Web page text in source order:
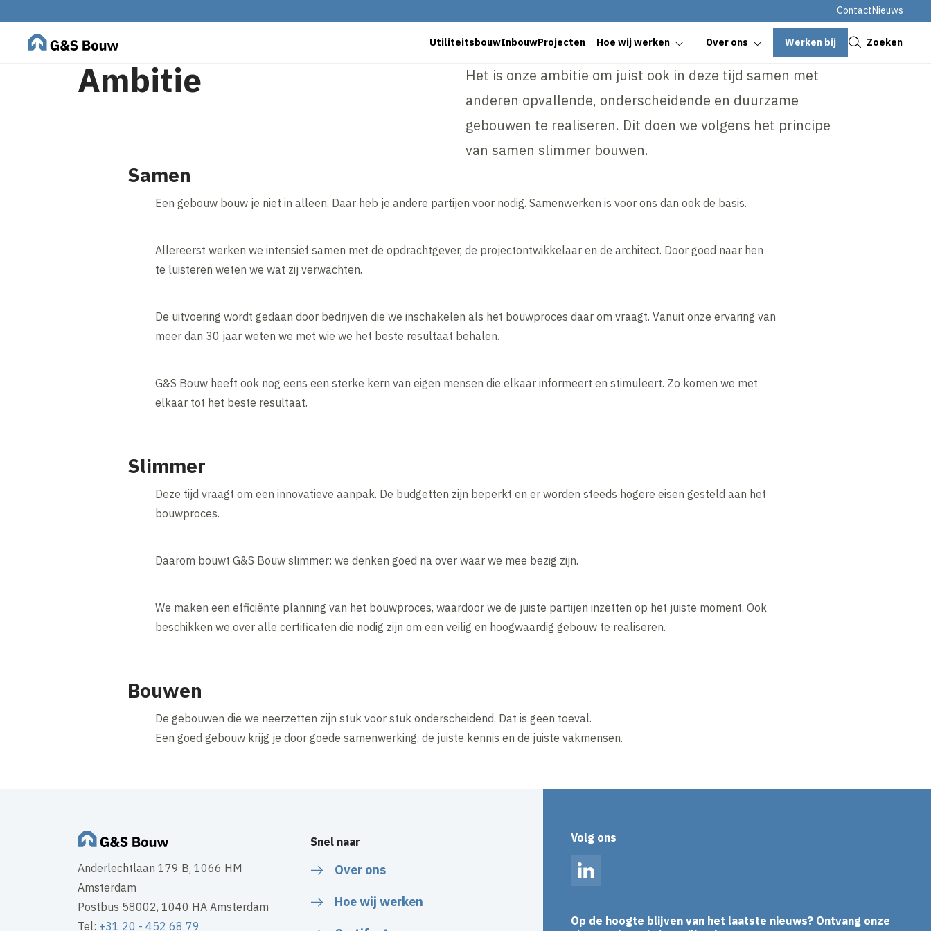
ContactNieuws
UtiliteitsbouwInbouwProjecten Hoe wij werken Over ons Werken bij Zoeken
Ambitie
Het is onze ambitie om juist ook in deze tijd samen met
anderen opvallende, onderscheidende en duurzame
gebouwen te realiseren. Dit doen we volgens het principe
van samen slimmer bouwen.
Samen
Een gebouw bouw je niet in alleen. Daar heb je andere partijen voor nodig. Samenwerken is voor ons dan ook de basis.
Allereerst werken we intensief samen met de opdrachtgever, de projectontwikkelaar en de architect. Door goed naar hen
te luisteren weten we wat zij verwachten.
De uitvoering wordt gedaan door bedrijven die we inschakelen als het bouwproces daar om vraagt. Vanuit onze ervaring van
meer dan 30 jaar weten we met wie we het beste resultaat behalen.
G&S Bouw heeft ook nog eens een sterke kern van eigen mensen die elkaar informeert en stimuleert. Zo komen we met
elkaar tot het beste resultaat.
Slimmer
Deze tijd vraagt om een innovatieve aanpak. De budgetten zijn beperkt en er worden steeds hogere eisen gesteld aan het
bouwproces.
Daarom bouwt G&S Bouw slimmer: we denken goed na over waar we mee bezig zijn.
We maken een efficiënte planning van het bouwproces, waardoor we de juiste partijen inzetten op het juiste moment. Ook
beschikken we over alle certificaten die nodig zijn om een veilig en hoogwaardig gebouw te realiseren.
Bouwen
De gebouwen die we neerzetten zijn stuk voor stuk onderscheidend. Dat is geen toeval.
Een goed gebouw krijg je door goede samenwerking, de juiste kennis en de juiste vakmensen.
Anderlechtlaan 179 B, 1066 HM
Amsterdam
Postbus 58002, 1040 HA Amsterdam
Tel: +31 20 - 452 68 79
Snel naar
Over ons
Hoe wij werken
Volg ons
LinkedIn
Op de hoogte blijven van het laatste nieuws? Ontvang onze
Sluiten